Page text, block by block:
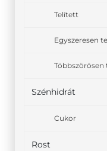
Telített
Egyszeresen
Többszörösen
Szénhidrát
Cukor
Rost